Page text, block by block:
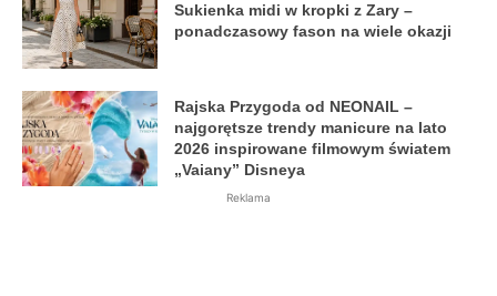
Sukienka midi w kropki z Zary –
ponadczasowy fason na wiele okazji
Rajska Przygoda od NEONAIL –
najgorętsze trendy manicure na lato
2026 inspirowane filmowym światem
„Vaiany” Disneya
Reklama